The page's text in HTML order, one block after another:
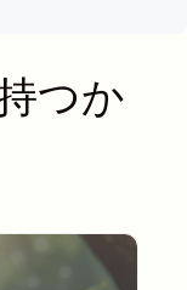
つか